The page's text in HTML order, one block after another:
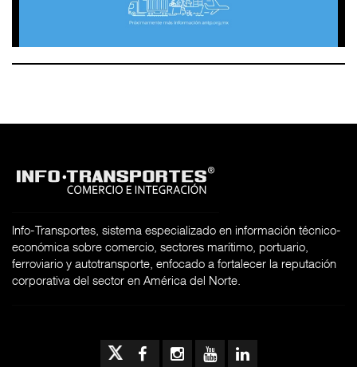
Info-Transportes, sistema especializado en información técnico-
económica sobre comercio, sectores marítimo, portuario,
ferroviario y autotransporte, enfocado a fortalecer la reputación
corporativa del sector en América del Norte.